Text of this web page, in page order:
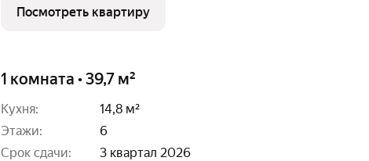
Посмотреть квартиру
1 комната • 39,7 м²
Кухня:
14,8 м²
Этажи:
6
Срок сдачи:
3 квартал 2026